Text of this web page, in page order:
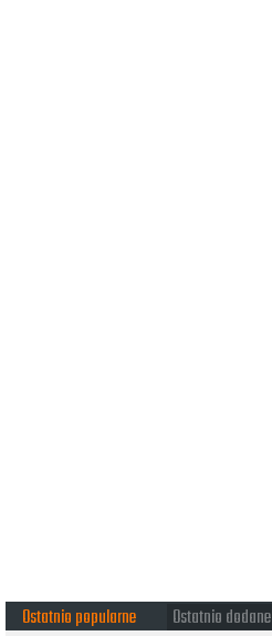
Ostatnio popularne Ostatnio dodane